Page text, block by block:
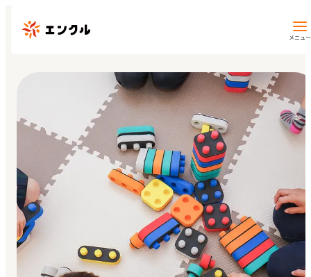
メニュー
保育園・幼稚園を探す
地図から探す
地域から探す
閲覧履歴